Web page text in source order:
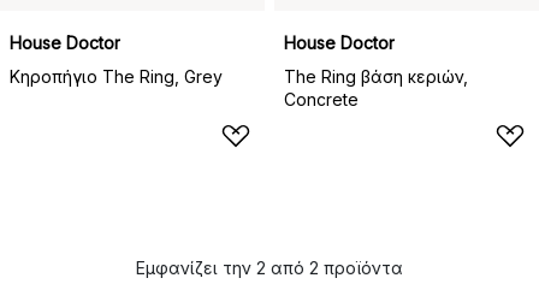
House Doctor
Κηροπήγιο The Ring, Grey
House Doctor
The Ring βάση κεριών,
Concrete
Εμφανίζει την 2 από 2 προϊόντα